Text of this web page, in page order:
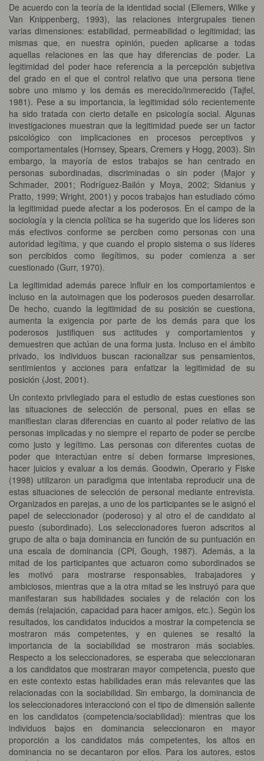
De acuerdo con la teoría de la identidad social (Ellemers, Wilke y
Van Knippenberg, 1993), las relaciones intergrupales tienen
varias dimensiones: estabilidad, permeabilidad o legitimidad; las
mismas que, en nuestra opinión, pueden aplicarse a todas
aquellas relaciones en las que hay diferencias de poder. La
legitimidad del poder hace referencia a la percepción subjetiva
del grado en el que el control relativo que una persona tiene
sobre uno mismo y los demás es merecido/inmerecido (Tajfel,
1981). Pese a su importancia, la legitimidad sólo recientemente
ha sido tratada con cierto detalle en psicología social. Algunas
investigaciones muestran que la legitimidad puede ser un factor
psicológico con implicaciones en procesos perceptivos y
comportamentales (Hornsey, Spears, Cremers y Hogg, 2003). Sin
embargo, la mayoría de estos trabajos se han centrado en
personas subordinadas, discriminadas o sin poder (Major y
Schmader, 2001; Rodríguez-Bailón y Moya, 2002; Sidanius y
Pratto, 1999; Wright, 2001) y pocos trabajos han estudiado cómo
la legitimidad puede afectar a los poderosos. En el campo de la
sociología y la ciencia política se ha sugerido que los líderes son
más efectivos conforme se perciben como personas con una
autoridad legítima, y que cuando el propio sistema o sus líderes
son percibidos como ilegítimos, su poder comienza a ser
cuestionado (Gurr, 1970).
La legitimidad además parece influir en los comportamientos e
incluso en la autoimagen que los poderosos pueden desarrollar.
De hecho, cuando la legitimidad de su posición se cuestiona,
aumenta la exigencia por parte de los demás para que los
poderosos justifiquen sus actitudes y comportamientos y
demuestren que actúan de una forma justa. Incluso en el ámbito
privado, los individuos buscan racionalizar sus pensamientos,
sentimientos y acciones para enfatizar la legitimidad de su
posición (Jost, 2001).
Un contexto privilegiado para el estudio de estas cuestiones son
las situaciones de selección de personal, pues en ellas se
manifiestan claras diferencias en cuanto al poder relativo de las
personas implicadas y no siempre el reparto de poder se percibe
como justo y legítimo. Las personas con diferentes cuotas de
poder que interactúan entre sí deben formarse impresiones,
hacer juicios y evaluar a los demás. Goodwin, Operario y Fiske
(1998) utilizaron un paradigma que intentaba reproducir una de
estas situaciones de selección de personal mediante entrevista.
Organizados en parejas, a uno de los participantes se le asignó el
papel de seleccionador (poderoso) y al otro el de candidato al
puesto (subordinado). Los seleccionadores fueron adscritos al
grupo de alta o baja dominancia en función de su puntuación en
una escala de dominancia (CPI, Gough, 1987). Además, a la
mitad de los participantes que actuaron como subordinados se
les motivó para mostrarse responsables, trabajadores y
ambiciosos, mientras que a la otra mitad se les instruyó para que
manifestaran sus habilidades sociales y de relación con los
demás (relajación, capacidad para hacer amigos, etc.). Según los
resultados, los candidatos inducidos a mostrar la competencia se
mostraron más competentes, y en quienes se resaltó la
importancia de la sociabilidad se mostraron más sociables.
Respecto a los seleccionadores, se esperaba que seleccionaran
a los candidatos que mostraran mayor competencia, puesto que
en este contexto estas habilidades eran más relevantes que las
relacionadas con la sociabilidad. Sin embargo, la dominancia de
los seleccionadores interaccionó con el tipo de dimensión saliente
en los candidatos (competencia/sociabilidad): mientras que los
individuos bajos en dominancia seleccionaron en mayor
proporción a los candidatos más competentes, los altos en
dominancia no se decantaron por ellos. Para los autores, estos